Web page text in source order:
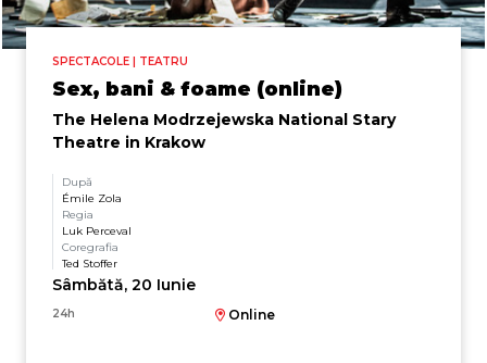
SPECTACOLE | TEATRU
Sex, bani & foame (online)
The Helena Modrzejewska National Stary
Theatre in Krakow
După
Émile Zola
Regia
Luk Perceval
Coregrafia
Ted Stoffer
Sâmbătă, 20 Iunie
24h Online